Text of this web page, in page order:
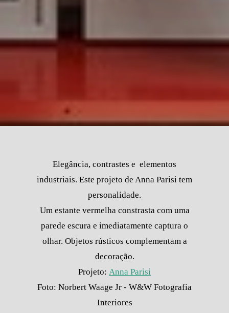
Elegância, contrastes e elementos
industriais. Este projeto de Anna Parisi tem
personalidade.
Um estante vermelha constrasta com uma
parede escura e imediatamente captura o
olhar. Objetos rústicos complementam a
decoração.
Projeto: Anna Parisi
Foto: Norbert Waage Jr - W&W Fotografia
Interiores